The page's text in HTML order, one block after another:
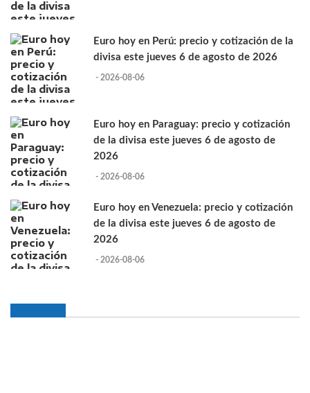
Euro hoy en Perú: precio y cotización de la
divisa este jueves 6 de agosto de 2026
- 2026-08-06
Euro hoy en Paraguay: precio y cotización
de la divisa este jueves 6 de agosto de
2026
- 2026-08-06
Euro hoy en Venezuela: precio y cotización
de la divisa este jueves 6 de agosto de
2026
- 2026-08-06